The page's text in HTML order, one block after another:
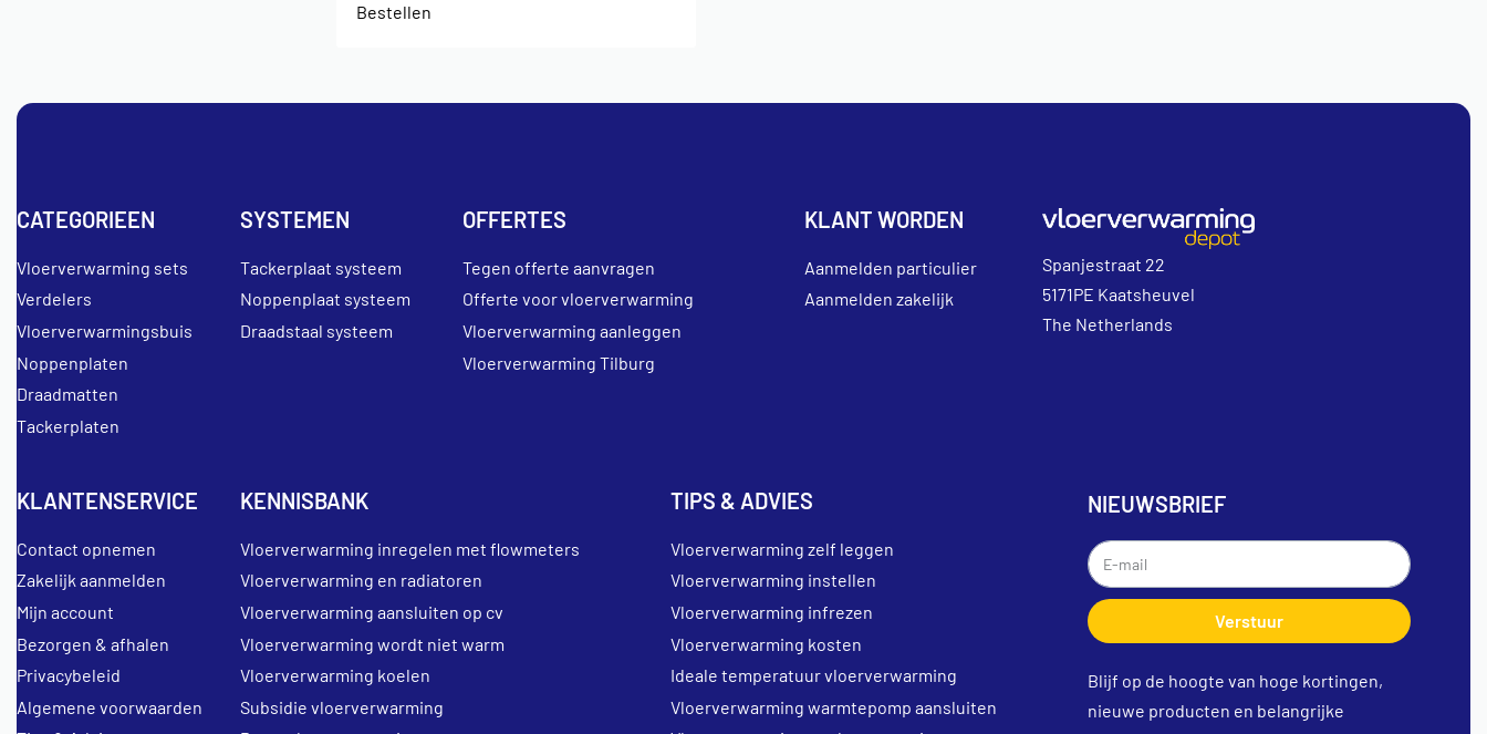
Bestellen
CATEGORIEEN
Vloerverwarming sets
Verdelers
Vloerverwarmingsbuis
Noppenplaten
Draadmatten
Tackerplaten
SYSTEMEN
Tackerplaat systeem
Noppenplaat systeem
Draadstaal systeem
OFFERTES
Tegen offerte aanvragen
Offerte voor vloerverwarming
Vloerverwarming aanleggen
Vloerverwarming Tilburg
KLANT WORDEN
Aanmelden particulier
Aanmelden zakelijk
Spanjestraat 22
5171PE Kaatsheuvel
The Netherlands
KLANTENSERVICE
Contact opnemen
Zakelijk aanmelden
Mijn account
Bezorgen & afhalen
Privacybeleid
Algemene voorwaarden
KENNISBANK
Vloerverwarming inregelen met flowmeters
Vloerverwarming en radiatoren
Vloerverwarming aansluiten op cv
Vloerverwarming wordt niet warm
Vloerverwarming koelen
Subsidie vloerverwarming
TIPS & ADVIES
Vloerverwarming zelf leggen
Vloerverwarming instellen
Vloerverwarming infrezen
Vloerverwarming kosten
Ideale temperatuur vloerverwarming
Vloerverwarming warmtepomp aansluiten
NIEUWSBRIEF
Verstuur
Blijf op de hoogte van hoge kortingen,
nieuwe producten en belangrijke